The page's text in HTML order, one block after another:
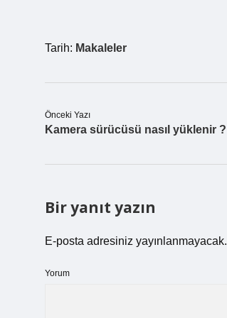
Tarih: Makaleler
Önceki Yazı
Kamera sürücüsü nasıl yüklenir ?
Bir yanıt yazın
E-posta adresiniz yayınlanmayacak.
Yorum